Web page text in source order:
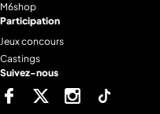
M6shop
Participation
Jeux concours
Castings
Suivez-nous
FacebookTwitter Instagram